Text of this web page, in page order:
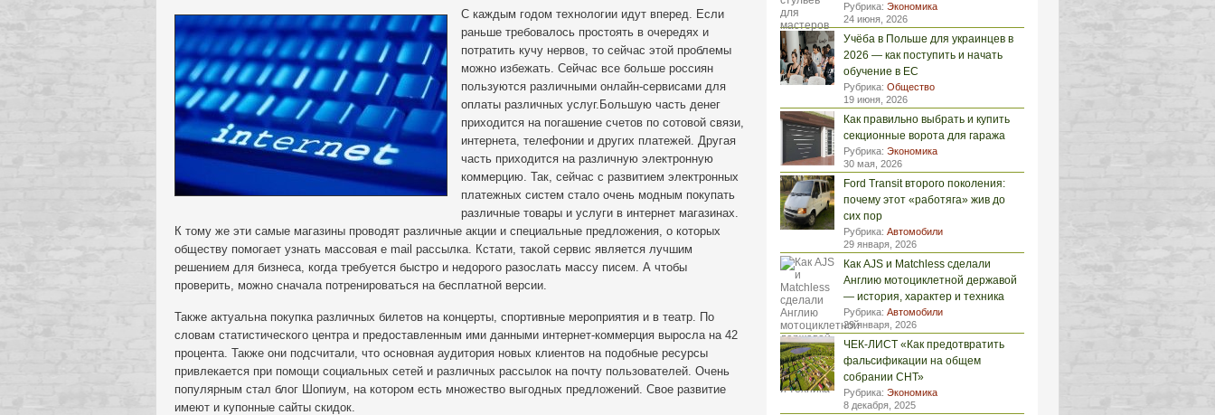
С каждым годом технологии идут вперед. Если
раньше требовалось простоять в очередях и
потратить кучу нервов, то сейчас этой проблемы
можно избежать. Сейчас все больше россиян
пользуются различными онлайн-сервиcами для
оплаты различных услуг. Большую часть денег
приходится на погашение счетов по сотовой связи,
интернета, телефонии и других платежей. Другая
часть приходится на различную электронную
коммерцию. Так, сейчас с развитием электронных
платежных систем стало очень модным покупать
различные товары и услуги в интернет магазинах.
К тому же эти самые магазины проводят различные акции и специальные предложения, о которых
обществу помогает узнать массовая e mail рассылка. Кстати, такой сервис является лучшим
решением для бизнеса, когда требуется быстро и недорого разослать массу писем. А чтобы
проверить, можно сначала потренироваться на бесплатной версии.
Также актуальна покупка различных билетов на концерты, спортивные мероприятия и в театр. По
словам статистического центра и предоставленным ими данными интернет-коммерция выросла на 42
процента. Также они подсчитали, что основная аудитория новых клиентов на подобные ресурсы
привлекается при помощи социальных сетей и различных рассылок на почту пользователей. Очень
популярным стал блог Шопиум, на котором есть множество выгодных предложений. Свое развитие
имеют и купонные сайты скидок.
Рубрика: Экономика
24 июня, 2026
Учёба в Польше для украинцев в
2026 — как поступить и начать
обучение в ЕС
Рубрика: Общество
19 июня, 2026
Как правильно выбрать и купить
секционные ворота для гаража
Рубрика: Экономика
30 мая, 2026
Ford Transit второго поколения:
почему этот «работяга» жив до
сих пор
Рубрика: Автомобили
29 января, 2026
Как AJS и Matchless сделали
Англию мотоциклетной державой
— история, характер и техника
Рубрика: Автомобили
29 января, 2026
ЧЕК-ЛИСТ «Как предотвратить
фальсификации на общем
собрании СНТ»
Рубрика: Экономика
8 декабря, 2025